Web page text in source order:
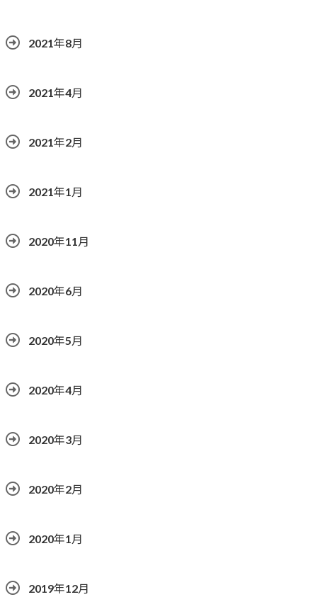
2021年8月
2021年4月
2021年2月
2021年1月
2020年11月
2020年6月
2020年5月
2020年4月
2020年3月
2020年2月
2020年1月
2019年12月